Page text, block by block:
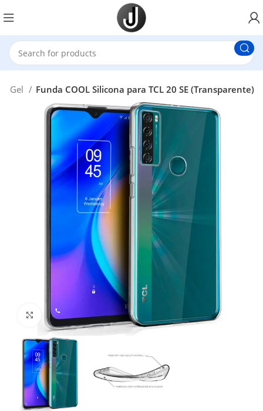
Gel Funda COOL Silicona para TCL 20 SE (Transparente)
Click to enlarge